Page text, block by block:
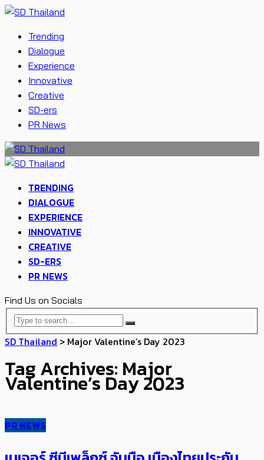
Trending
Dialogue
Experience
Innovative
Creative
SD-ers
PR News
TRENDING
DIALOGUE
EXPERIENCE
INNOVATIVE
CREATIVE
SD-ERS
PR NEWS
Find Us on Socials
SD Thailand > Major Valentine’s Day 2023
Tag Archives: Major
Valentine’s Day 2023
PR NEWS